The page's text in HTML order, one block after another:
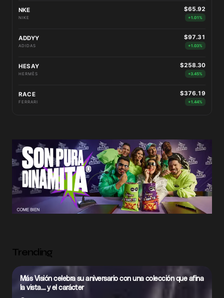
NKE
NIKE
$65.92
+1.01%
ADDYY
ADIDAS
$97.31
+1.03%
HESAY
HERMÈS
$258.30
+3.45%
RACE
FERRARI
$376.19
+1.44%
Trending
Más Visión celebra su aniversario con una colección que afina
la vista… y el carácter